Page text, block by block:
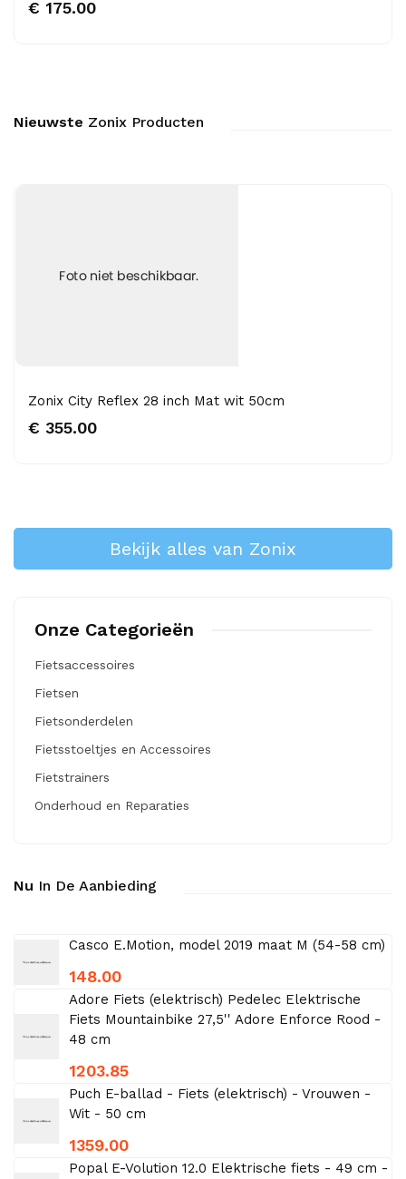
€ 175.00
Nieuwste Zonix Producten
Zonix City Reflex 28 inch Mat wit 50cm
€ 355.00
Bekijk alles van Zonix
Onze Categorieën
Fietsaccessoires
Fietsen
Fietsonderdelen
Fietsstoeltjes en Accessoires
Fietstrainers
Onderhoud en Reparaties
Nu In De Aanbieding
Casco E.Motion, model 2019 maat M (54-58 cm)
148.00
Adore Fiets (elektrisch) Pedelec Elektrische
Fiets Mountainbike 27,5'' Adore Enforce Rood -
48 cm
1203.85
Puch E-ballad - Fiets (elektrisch) - Vrouwen -
Wit - 50 cm
1359.00
Popal E-Volution 12.0 Elektrische fiets - 49 cm -